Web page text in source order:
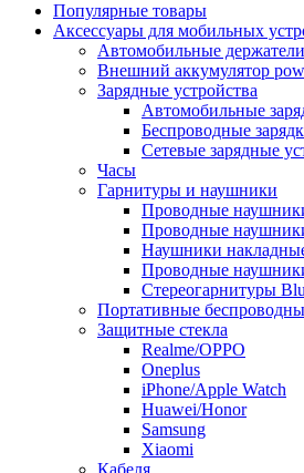
Популярные товары
Аксессуары для мобильных
Автомобильные держатели
Внешний аккумулятор
Зарядные устройства
Автомобильные
Беспроводные
Сетевые зарядные
Часы
Гарнитуры и наушники
Проводные
Проводные
Наушники
Проводные
Стереогарнитуры
Портативные
Защитные стекла
Realme/OPPO
Oneplus
iPhone/Apple Watch
Huawei/Honor
Samsung
Xiaomi
Кабеля